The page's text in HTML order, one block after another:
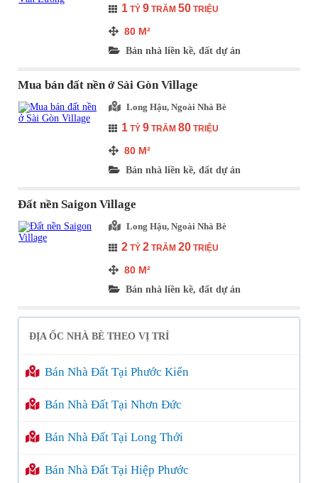
1 TỶ9 TRĂM50 TRIỆU
80 M²
Bán nhà liền kề, đất dự án
Mua bán đất nền ở Sài Gòn Village
Long Hậu, Ngoài Nhà Bè
1 TỶ9 TRĂM80 TRIỆU
80 M²
Bán nhà liền kề, đất dự án
Đất nền Saigon Village
Long Hậu, Ngoài Nhà Bè
2 TỶ2 TRĂM20 TRIỆU
80 M²
Bán nhà liền kề, đất dự án
ĐỊA ỐC NHÀ BÈ THEO VỊ TRÍ
Bán Nhà Đất Tại Phước Kiển
Bán Nhà Đất Tại Nhơn Đức
Bán Nhà Đất Tại Long Thới
Bán Nhà Đất Tại Hiệp Phước